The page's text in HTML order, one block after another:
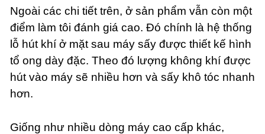
Ngoài các chi tiết trên, ở sản phẩm vẫn còn một
điểm làm tôi đánh giá cao. Đó chính là hệ thống
lỗ hút khí ở mặt sau máy sấy được thiết kế hình
tổ ong dày đặc. Theo đó lượng không khí được
hút vào máy sẽ nhiều hơn và sấy khô tóc nhanh
hơn.
Giống như nhiều dòng máy cao cấp khác,